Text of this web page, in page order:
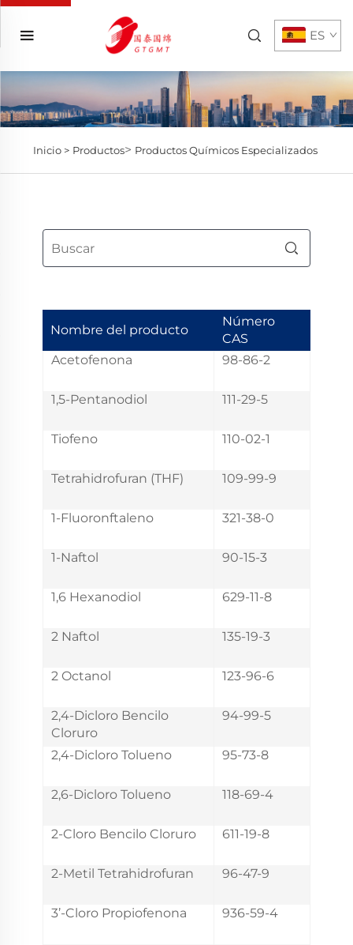
ES
Inicio > Productos> Productos Químicos Especializados
Nombre del producto
Número
CAS
Acetofenona
98-86-2
1,5-Pentanodiol 111-29-5
Tiofeno 110-02-1
Tetrahidrofuran (THF) 109-99-9
1-Fluoronftaleno 321-38-0
1-Naftol 90-15-3
1,6 Hexanodiol 629-11-8
2 Naftol 135-19-3
2 Octanol 123-96-6
2,4-Dicloro Bencilo
Cloruro
94-99-5
2,4-Dicloro Tolueno 95-73-8
2,6-Dicloro Tolueno 118-69-4
2-Cloro Bencilo Cloruro 611-19-8
2-Metil Tetrahidrofuran 96-47-9
3’-Cloro Propiofenona 936-59-4